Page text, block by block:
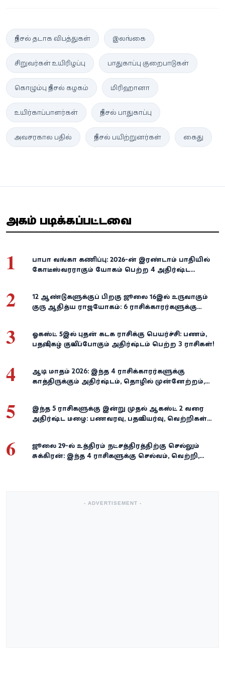
நீச்சல் தடாக விபத்துகள் இலங்கை
சிறுவர்கள் உயிரிழப்பு பாதுகாப்பு குறைபாடுகள்
கொழும்பு நீச்சல் கழகம் மிரிஹானா
உயிர்காப்பாளர்கள் நீச்சல் பாதுகாப்பு
அவசரகால பதில் நீச்சல் பயிற்றுனர்கள் கைது
அதிகம் படிக்கப்பட்டவை
1
பாபா வங்கா கணிப்பு: 2026-ன் இரண்டாம் பாதியில்
கோடீஸ்வரராகும் யோகம் பெற்ற 4 அதிர்ஷ்ட
2
12 ஆண்டுகளுக்குப் பிறகு ஜூலை 16இல் உருவாகும்
குரு ஆதித்ய ராஜயோகம்: 6 ராசிக்காரர்களுக்கு
3
ஓகஸ்ட் 5இல் புதன் கடக ராசிக்கு பெயர்ச்சி: பணம்,
பதவி, புகழ் குவியப்போகும் அதிர்ஷ்டம் பெற்ற 3 ராசிகள்!
4
ஆடி மாதம் 2026: இந்த 4 ராசிக்காரர்களுக்கு
காத்திருக்கும் அதிர்ஷ்டம், தொழில் முன்னேற்றம்,
5
இந்த 5 ராசிகளுக்கு இன்று முதல் ஆகஸ்ட் 2 வரை
அதிர்ஷ்ட மழை: பணவரவு, பதவி உயர்வு, வெற்றிகள்
6
ஜூலை 29-ல் உத்திரம் நட்சத்திரத்திற்கு செல்லும்
சுக்கிரன்: இந்த 4 ராசிகளுக்கு செல்வம், வெற்றி,
- ADVERTISEMENT -